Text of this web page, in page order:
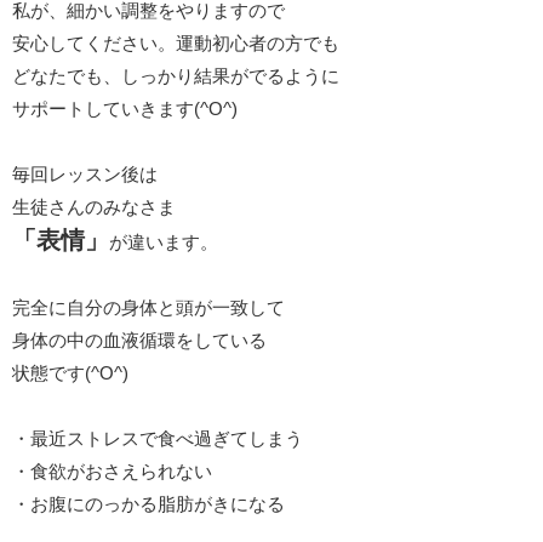
私が、細かい調整をやりますので
安心してください。運動初心者の方でも
どなたでも、しっかり結果がでるように
サポートしていきます(^O^)
毎回レッスン後は
生徒さんのみなさま
「表情」 が違います。
完全に自分の身体と頭が一致して
身体の中の血液循環をしている
状態です(^O^)
・最近ストレスで食べ過ぎてしまう
・食欲がおさえられない
・お腹にのっかる脂肪がきになる